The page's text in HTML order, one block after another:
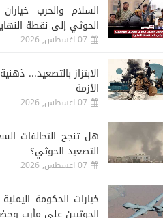
السلام والحرب
الحوثي إلى نقطة
07 اغسطس, 2026
الابتزاز بالتصعيد...
الأزمة
07 اغسطس, 2026
هل تنجح التحالفات
التصعيد الحوثي؟
07 اغسطس, 2026
خيارات الحكومة
الحوثيين على مأرب